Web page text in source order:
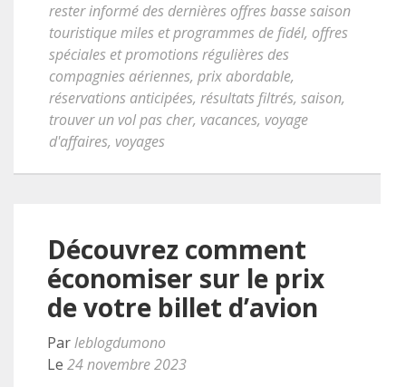
rester informé des dernières offres basse saison
touristique miles et programmes de fidél, offres
spéciales et promotions régulières des
compagnies aériennes, prix abordable,
réservations anticipées, résultats filtrés, saison,
trouver un vol pas cher, vacances, voyage
d'affaires, voyages
Découvrez comment
économiser sur le prix
de votre billet d’avion
Parleblogdumono
Le 24 novembre 2023